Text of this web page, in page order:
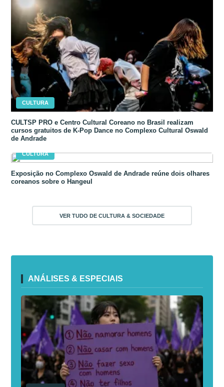
CULTURA
CULTSP PRO e Centro Cultural Coreano no Brasil realizam
cursos gratuitos de K-Pop Dance no Complexo Cultural Oswald
de Andrade
CULTURA
Exposição no Complexo Oswald de Andrade reúne dois olhares
coreanos sobre o Hangeul
VER TUDO DE CULTURA & SOCIEDADE
ANÁLISES & ESPECIAIS